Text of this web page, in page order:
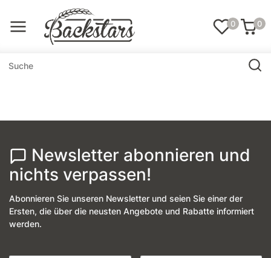
0 0
Newsletter abonnieren und
nichts verpassen!
Abonnieren Sie unseren Newsletter und seien Sie einer der
Ersten, die über die neusten Angebote und Rabatte informiert
werden.